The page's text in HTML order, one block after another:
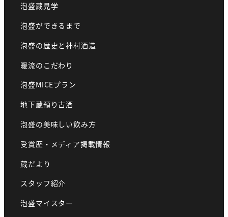
泡盛蔵見学
泡盛ができるまで
泡盛の歴史と神村酒造
暖流のこだわり
泡盛MICEプラン
地下蔵預り古酒
泡盛の美味しい飲み方
受賞歴・メディア掲載情報
蔵だより
スタッフ紹介
泡盛マイスター